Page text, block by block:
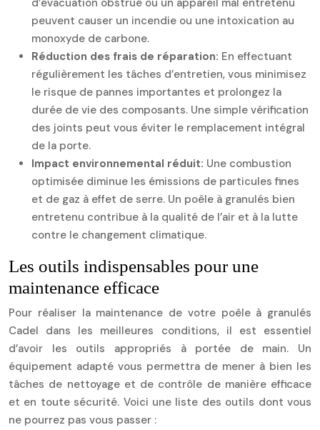
d’évacuation obstrué ou un appareil mal entretenu
peuvent causer un incendie ou une intoxication au
monoxyde de carbone.
Réduction des frais de réparation: En effectuant
régulièrement les tâches d’entretien, vous minimisez
le risque de pannes importantes et prolongez la
durée de vie des composants. Une simple vérification
des joints peut vous éviter le remplacement intégral
de la porte.
Impact environnemental réduit: Une combustion
optimisée diminue les émissions de particules fines
et de gaz à effet de serre. Un poêle à granulés bien
entretenu contribue à la qualité de l’air et à la lutte
contre le changement climatique.
Les outils indispensables pour une
maintenance efficace
Pour réaliser la maintenance de votre poêle à granulés
Cadel dans les meilleures conditions, il est essentiel
d’avoir les outils appropriés à portée de main. Un
équipement adapté vous permettra de mener à bien les
tâches de nettoyage et de contrôle de manière efficace
et en toute sécurité. Voici une liste des outils dont vous
ne pourrez pas vous passer :